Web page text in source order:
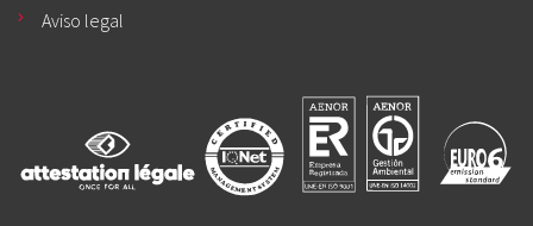
Aviso legal